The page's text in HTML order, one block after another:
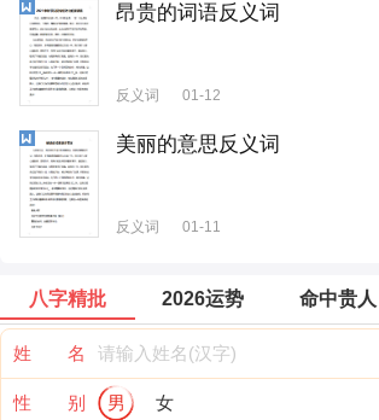
昂贵的词语反义词
反义词 01-12
美丽的意思反义词
反义词 01-11
八字精批 2026运势 命中贵人
姓 名
性 别 男 女